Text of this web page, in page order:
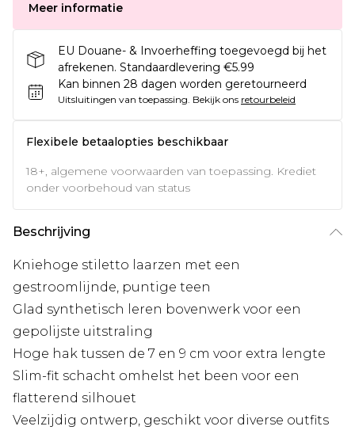
Meer informatie
EU Douane- & Invoerheffing toegevoegd bij het
afrekenen. Standaardlevering €5.99
Kan binnen 28 dagen worden geretourneerd
Uitsluitingen van toepassing. Bekijk ons retourbeleid
Flexibele betaalopties beschikbaar
18+, algemene voorwaarden van toepassing. Krediet
onder voorbehoud van status
Beschrijving
Kniehoge stiletto laarzen met een
gestroomlijnde, puntige teen
Glad synthetisch leren bovenwerk voor een
gepolijste uitstraling
Hoge hak tussen de 7 en 9 cm voor extra lengte
Slim-fit schacht omhelst het been voor een
flatterend silhouet
Veelzijdig ontwerp, geschikt voor diverse outfits